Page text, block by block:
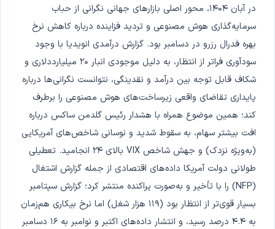
در آبان ۱۴۰۴، محور اصلی بازارهای جهانی نگرانی از حباب
سرمایه‌گذاری هوش مصنوعی و تردید فزاینده درباره کاهش نرخ
بهره فدرال رزرو در دسامبر بود. گزارش درآمدی انویدیا با وجود
سودآوری فراتر از انتظار، به دلیل موجودی انبار ۲۰ میلیارددلاری و
شکاف قابل توجه بین درآمد و نقدینگی، نتوانست نگرانی‌ها درباره
پایداری تقاضای واقعی زیرساخت‌های هوش مصنوعی را برطرف
کند؛ همین موضوع همراه با هشدار رئیس گلدمن ساکس درباره
افت بیشتر سهام، به سقوط شدید و نوسانی شاخص‌های آمریکایی
(به‌ویژه نزدک) و جهش شاخص VIX بالای ۲۴ انجامید. تعطیلی
طولانی دولت آمریکا داده‌های اقتصادی از جمله گزارش اشتغال
(NFP) را با تأخیر و به‌صورت پراکنده منتشر کرد؛ گزارش سپتامبر
بسیار قوی‌تر از انتظار بود (۱۱۹ هزار شغل) اما نرخ بیکاری هم‌زمان
به ۴.۴ درصد رسید، و انتشار داده‌های اکتبر و نوامبر به ۱۶ دسامبر